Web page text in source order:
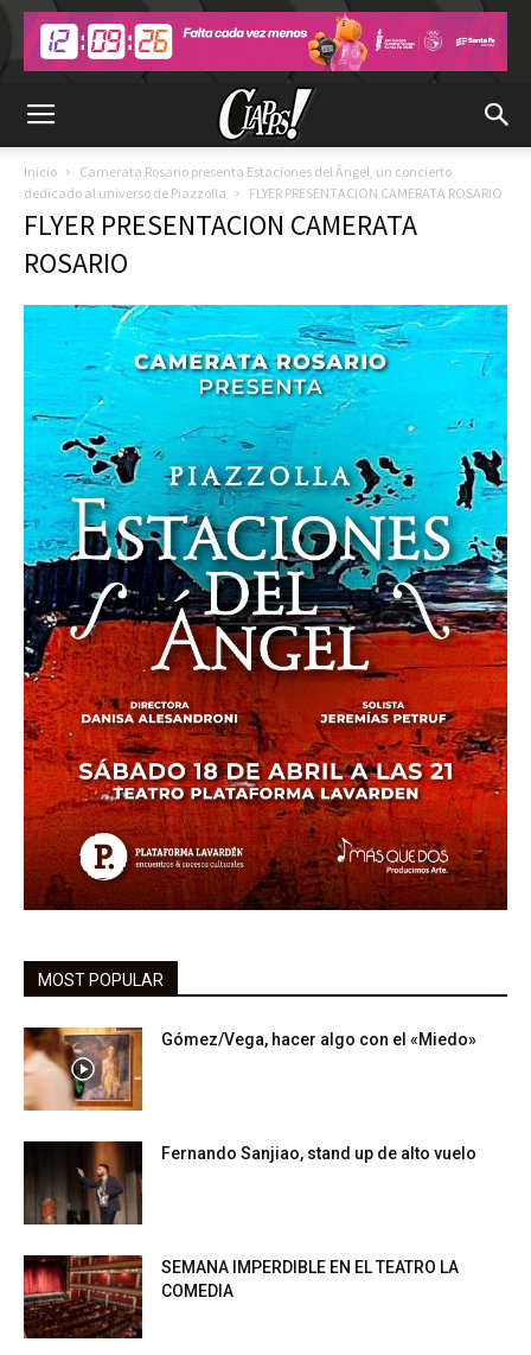
Inicio
Camerata Rosario presenta Estaciones del Ángel, un concierto
dedicado al universo de Piazzolla
FLYER PRESENTACION CAMERATA ROSARIO
FLYER PRESENTACION CAMERATA
ROSARIO
MOST POPULAR
Gómez/Vega, hacer algo con el «Miedo»
Fernando Sanjiao, stand up de alto vuelo
SEMANA IMPERDIBLE EN EL TEATRO LA
COMEDIA